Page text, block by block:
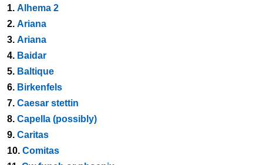
1. Alhema 2
2. Ariana
3. Ariana
4. Baidar
5. Baltique
6. Birkenfels
7. Caesar stettin
8. Capella (possibly)
9. Caritas
10. Comitas